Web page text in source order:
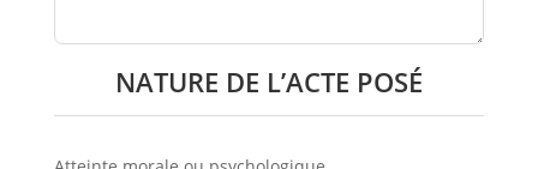
NATURE DE L’ACTE POSÉ